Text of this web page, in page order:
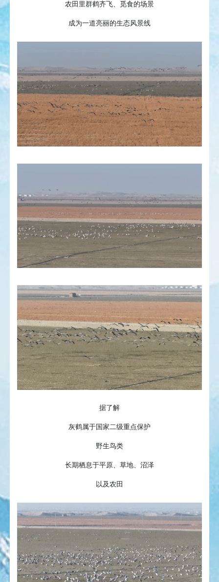
农田里群鹤齐飞、觅食的场景
成为一道亮丽的生态风景线
据了解
灰鹤属于国家二级重点保护
野生鸟类
长期栖息于平原、草地、沼泽
以及农田